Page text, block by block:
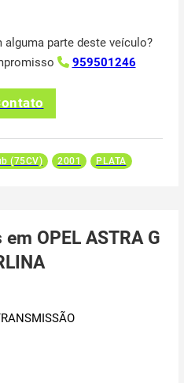
parte deste veículo?
959501246
(75CV) 2001 PLATA
OPEL ASTRA G